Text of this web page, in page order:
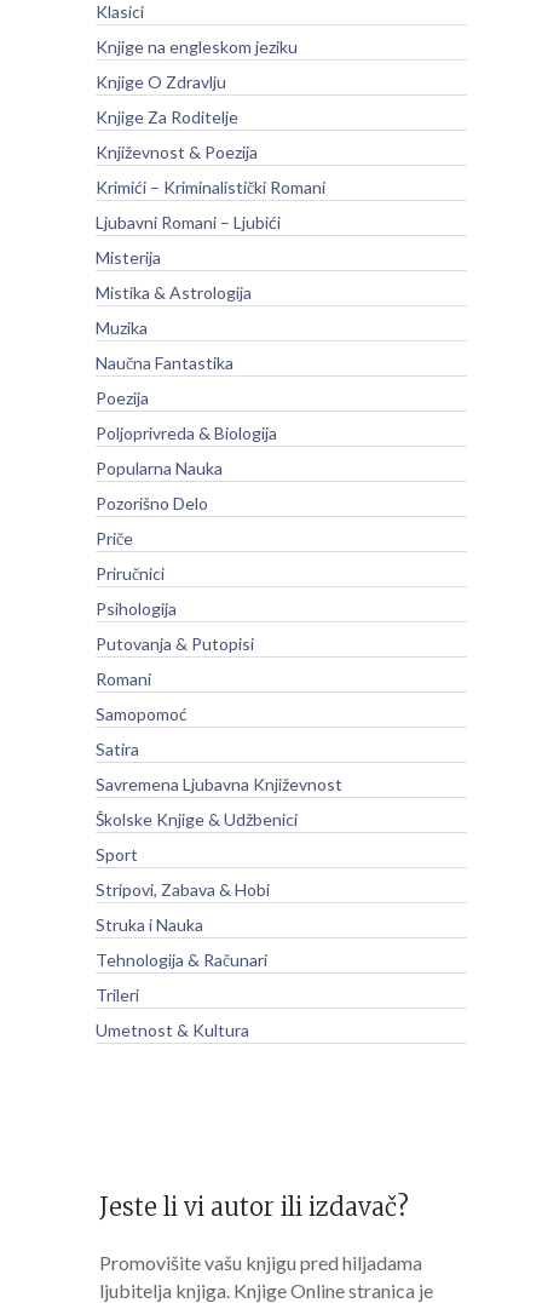
Klasici
Knjige na engleskom jeziku
Knjige O Zdravlju
Knjige Za Roditelje
Književnost & Poezija
Krimići – Kriminalistički Romani
Ljubavni Romani – Ljubići
Misterija
Mistika & Astrologija
Muzika
Naučna Fantastika
Poezija
Poljoprivreda & Biologija
Popularna Nauka
Pozorišno Delo
Priče
Priručnici
Psihologija
Putovanja & Putopisi
Romani
Samopomoć
Satira
Savremena Ljubavna Književnost
Školske Knjige & Udžbenici
Sport
Stripovi, Zabava & Hobi
Struka i Nauka
Tehnologija & Računari
Trileri
Umetnost & Kultura
Jeste li vi autor ili izdavač?
Promovišite vašu knjigu pred hiljadama
ljubitelja knjiga. Knjige Online stranica je